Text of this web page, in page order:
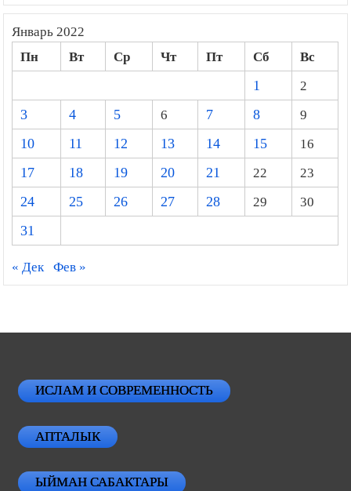
Январь 2022
Пн Вт Ср Чт Пт Сб
Вс
1
2
3
4 5 6 7 8
9
10
11 12 13 14 15
16
17
18 19 20 21 22
23
24
25 26 27 28 29
30
31
« Дек Фев »
ИСЛАМ И СОВРЕМЕННОСТЬ
АПТАЛЫК
ЫЙМАН САБАКТАРЫ